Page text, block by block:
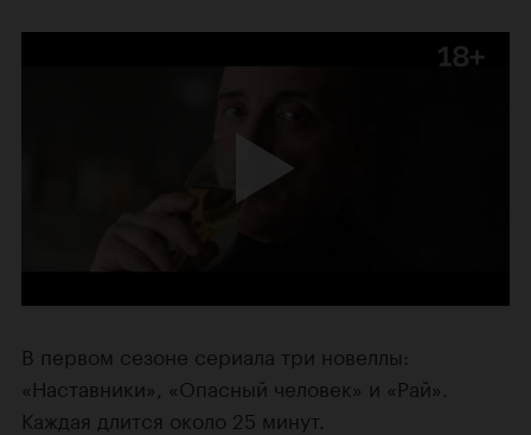
В первом сезоне сериала три новеллы:
«Наставники», «Опасный человек» и «Рай».
Каждая длится около 25 минут.